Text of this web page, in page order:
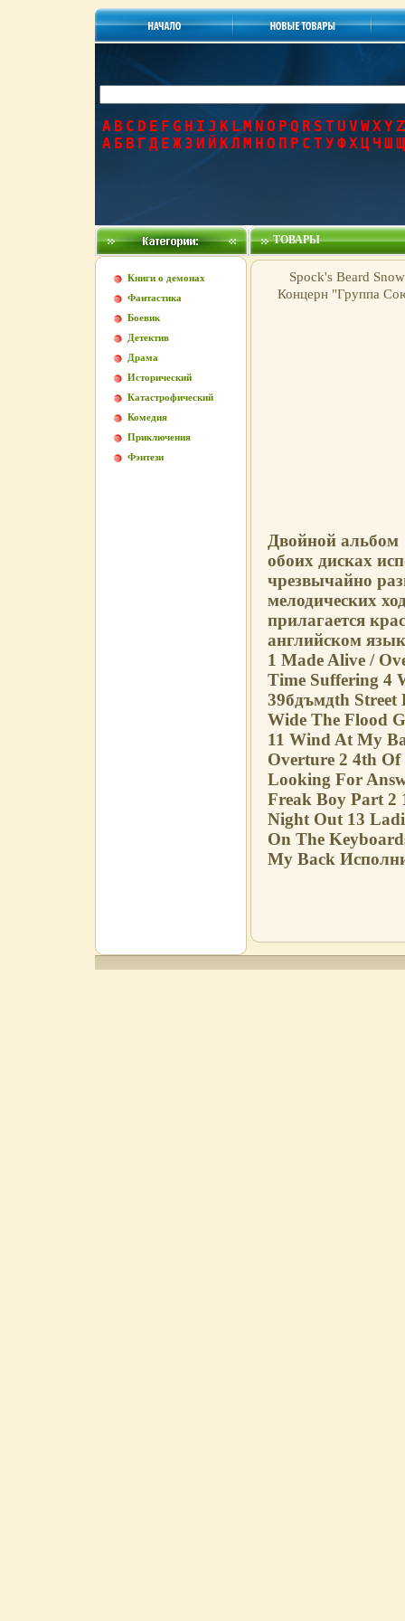
A B C D E F G H I J K L M N O P Q R S T U V WXYZ
А Б В Г Д Е Ж З И Й КЛ М Н О П Р С Т УФХЦЧ Ш Щ
Книги о демонах
Фантастика
Боевик
Детектив
Драма
Исторический
Катастрофический
Комедия
Приключения
Фэнтези
ТОВАРЫ
Spock's Beard
Концерн "Группа
Двойной
обоих дисках
чрезвычайно
мелодических
прилагается
английском
1 Made Alive /
Time Suffering 4
39бдъмдth Street
Wide The Flood
11 Wind At My
Overture 2 4th
Looking For
Freak Boy Part 2
Night Out 13
On The
My Back